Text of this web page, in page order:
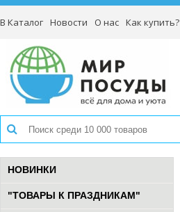
В Каталог Новости О нас Как купить?
НОВИНКИ
"ТОВАРЫ К ПРАЗДНИКАМ"